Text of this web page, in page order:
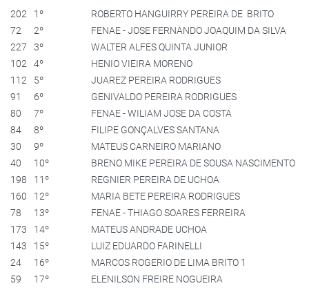
202 1º
ROBERTO HANGUIRRY PEREIRA DE BRITO
72
2º
FENAE - JOSE FERNANDO JOAQUIM DA SILVA
227
3º
WALTER ALFES QUINTA JUNIOR
102
4º
HENIO VIEIRA MORENO
112
5º
JUAREZ PEREIRA RODRIGUES
91
6º
GENIVALDO PEREIRA RODRIGUES
80
7º
FENAE - WILIAM JOSE DA COSTA
84
8º
FILIPE GONÇALVES SANTANA
30
9º
MATEUS CARNEIRO MARIANO
40
10º
BRENO MIKE PEREIRA DE SOUSA NASCIMENTO
198
11º
REGNIER PEREIRA DE UCHOA
160
12º
MARIA BETE PEREIRA RODRIGUES
78
13º
FENAE - THIAGO SOARES FERREIRA
173
14º
MATEUS ANDRADE UCHOA
143
15º
LUIZ EDUARDO FARINELLI
24
16º
MARCOS ROGERIO DE LIMA BRITO 1
59
17º
ELENILSON FREIRE NOGUEIRA